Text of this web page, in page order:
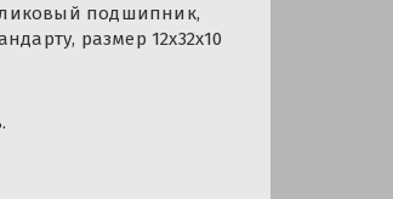
подшипник,
размер 12x32x10